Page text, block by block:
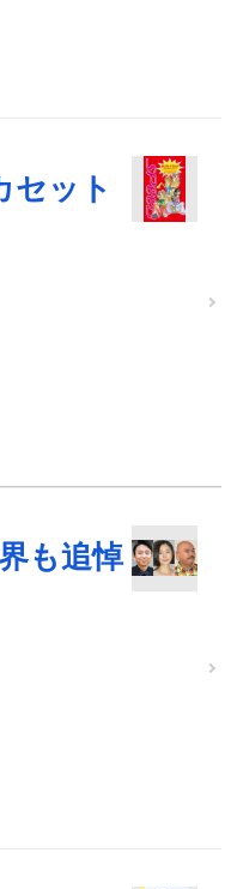
セット
も追悼